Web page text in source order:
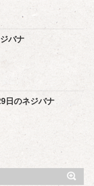
バナ
日のネジバナ